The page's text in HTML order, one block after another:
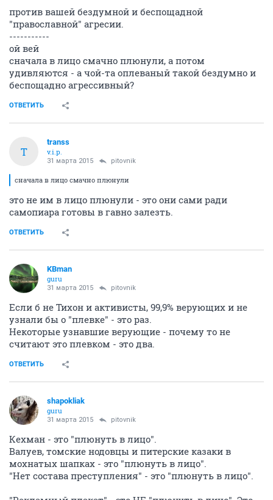
против вашей бездумной и беспощадной
"православной" агресии.
-----------
ой вей
сначала в лицо смачно плюнули, а потом
удивляются - а чой-та оплеваный такой бездумно и
беспощадно агрессивный?
ОТВЕТИТЬ
T
transs
v.i.p.
31 марта 2015 pitovnik
сначала в лицо смачно плюнули
это не им в лицо плюнули - это они сами ради
самопиара готовы в гавно залезть.
ОТВЕТИТЬ
KBman
guru
31 марта 2015 pitovnik
Если б не Тихон и активисты, 99,9% верующих и не
узнали бы о "плевке" - это раз.
Некоторые узнавшие верующие - почему то не
считают это плевком - это два.
ОТВЕТИТЬ
shapokliak
guru
31 марта 2015 pitovnik
Кехман - это "плюнуть в лицо".
Валуев, томские нодовцы и питерские казаки в
мохнатых шапках - это "плюнуть в лицо".
"Нет состава преступления" - это "плюнуть в лицо".